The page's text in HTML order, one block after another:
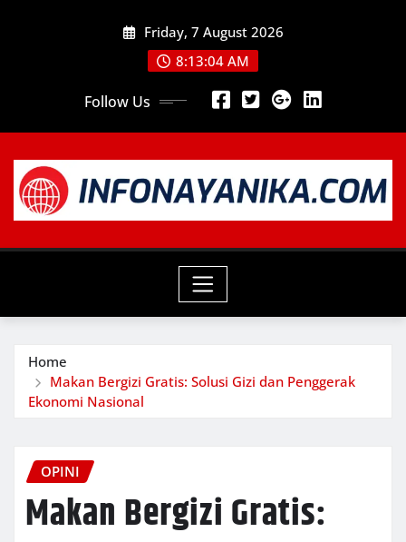
Friday, 7 August 2026
8:13:05 AM
Follow Us
Home
Makan Bergizi Gratis: Solusi Gizi dan Penggerak
Ekonomi Nasional
OPINI
Makan Bergizi Gratis: